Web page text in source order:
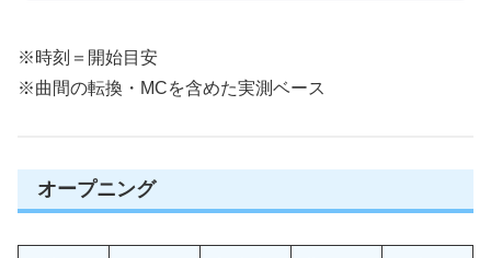
※時刻＝開始目安
※曲間の転換・MCを含めた実測ベース
オープニング